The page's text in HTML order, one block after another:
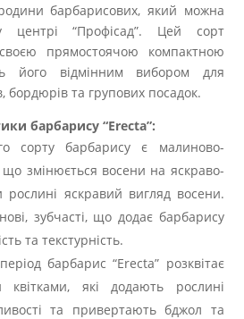
барбарисових, який можна
центрі “Профісад”. Цей сорт
прямостоячою компактною
відмінним вибором для
бордюрів та групових посадок.
барбарису “Erecta”:
сорту барбарису є малиново-
змінюється восени на яскраво-
яскравий вигляд восени.
зубчасті, що додає барбарису
та текстурність.
барбарис “Erecta” розквітає
які додають рослині
та привертають бджол та